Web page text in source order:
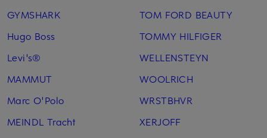
GYMSHARK
Hugo Boss
Levi's®
MAMMUT
Marc O'Polo
MEINDL Tracht
TOM FORD BEAUTY
TOMMY HILFIGER
WELLENSTEYN
WOOLRICH
WRSTBHVR
XERJOFF